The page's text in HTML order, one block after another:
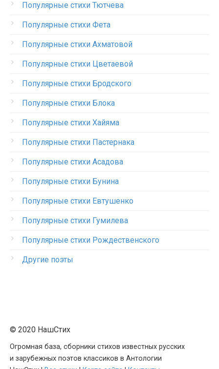
Популярные стихи Тютчева
Популярные стихи Фета
Популярные стихи Ахматовой
Популярные стихи Цветаевой
Популярные стихи Бродского
Популярные стихи Блока
Популярные стихи Хайяма
Популярные стихи Пастернака
Популярные стихи Асадова
Популярные стихи Бунина
Популярные стихи Евтушенко
Популярные стихи Гумилева
Популярные стихи Рождественского
Другие поэты
© 2020 НашСтих
Огромная база, сборники стихов известных русских
и зарубежных поэтов классиков в Антологии